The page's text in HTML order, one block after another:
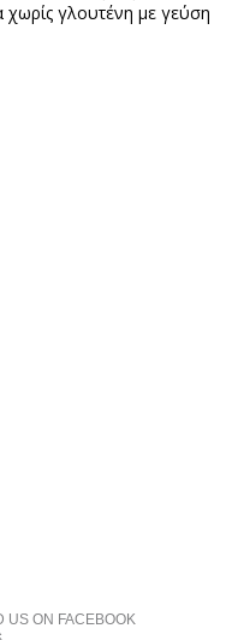
χωρίς γλουτένη με γεύση
US ON FACEBOOK